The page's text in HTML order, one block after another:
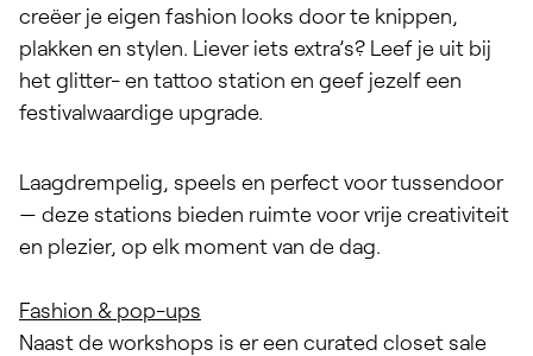
creëer je eigen fashion looks door te knippen,
plakken en stylen. Liever iets extra’s? Leef je uit bij
het glitter- en tattoo station en geef jezelf een
festivalwaardige upgrade.
Laagdrempelig, speels en perfect voor tussendoor
— deze stations bieden ruimte voor vrije creativiteit
en plezier, op elk moment van de dag.
Fashion & pop-ups
Naast de workshops is er een curated closet sale